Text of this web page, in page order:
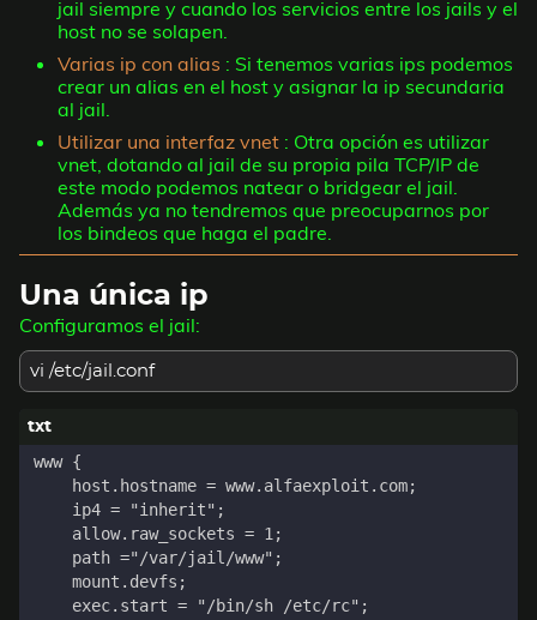
jail siempre y cuando los servicios entre los jails y el
host no se solapen.
Varias ip con alias : Si tenemos varias ips podemos
crear un alias en el host y asignar la ip secundaria
al jail.
Utilizar una interfaz vnet : Otra opción es utilizar
vnet, dotando al jail de su propia pila TCP/IP de
este modo podemos natear o bridgear el jail.
Además ya no tendremos que preocuparnos por
los bindeos que haga el padre.
Una única ip
Configuramos el jail:
vi /etc/jail.conf